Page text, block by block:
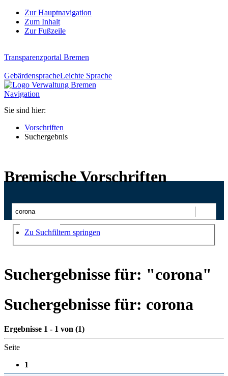
Zur Hauptnavigation
Zum Inhalt
Zur Fußzeile
Transparenzportal Bremen
GebärdenspracheLeichte Sprache
Navigation
Sie sind hier:
Vorschriften
Suchergebnis
Bremische Vorschriften
Suchen
Zu Suchfiltern springen
Suchergebnisse für: "corona"
Suchergebnisse für: corona
Ergebnisse 1 - 1 von (1)
Seite
1